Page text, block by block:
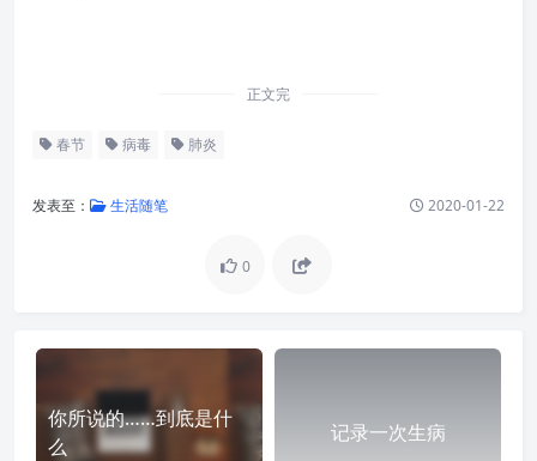
正文完
春节 病毒 肺炎
发表至： 生活随笔 2020-01-22
0
你所说的……到底是什
么
记录一次生病